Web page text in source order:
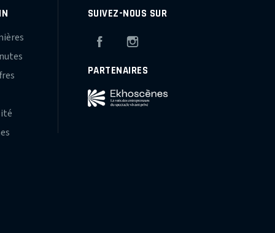
SUIVEZ-NOUS SUR
Facebook
PARTENAIRES